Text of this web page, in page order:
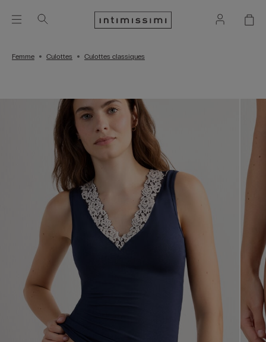
Femme Culottes Culottes classiques